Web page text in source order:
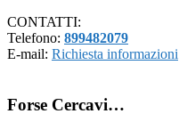
CONTATTI:
Telefono: 899482079
E-mail: Richiesta informazioni
Forse Cercavi…